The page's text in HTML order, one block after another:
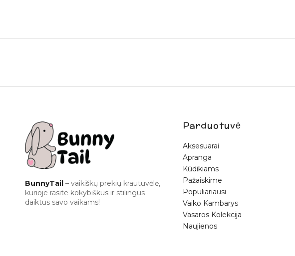
BunnyTail – vaikiškų prekių krautuvėlė,
kurioje rasite kokybiškus ir stilingus
daiktus savo vaikams!
Parduotuvė
Aksesuarai
Apranga
Kūdikiams
Pažaiskime
Populiariausi
Vaiko Kambarys
Vasaros Kolekcija
Naujienos